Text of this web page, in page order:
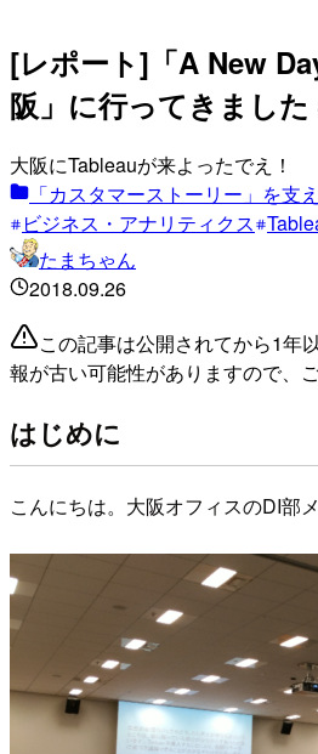
[レポート]「A New
阪」に行ってきまし
大阪にTableauが来よったでえ！
「カスタマーストーリー」を支
ビジネス・アナリティクス
たまちゃん
2018.09.26
この記事は公開されてから1年
報が古い可能性がありますので、
はじめに
こんにちは。大阪オフィスのDI部